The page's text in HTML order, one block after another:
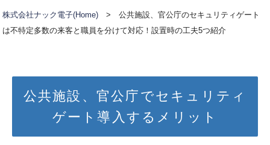
株式会社ナック電子(Home) >公共施設、官公庁のセキュリティゲート
は不特定多数の来客と職員を分けて対応！設置時の工夫5つ紹介
公共施設、官公庁でセキュリティ
ゲート導入するメリット